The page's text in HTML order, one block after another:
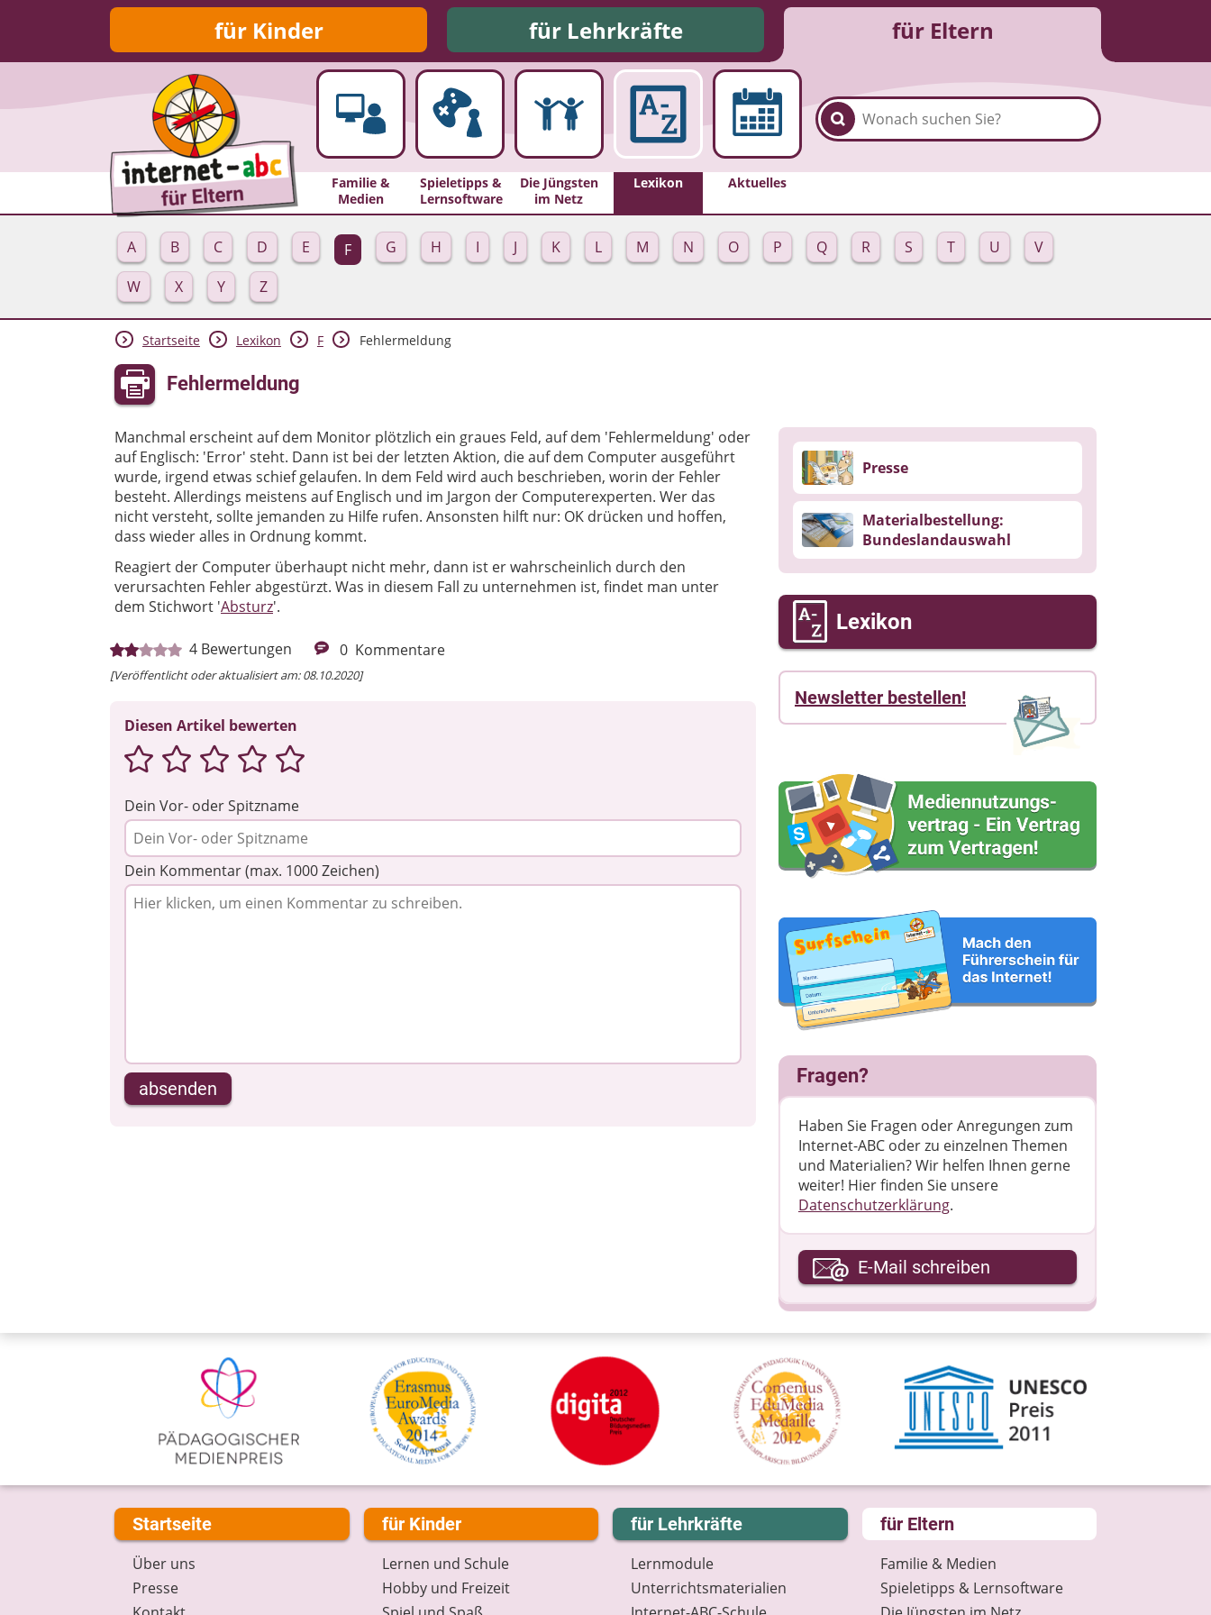
für Kinder für Lehrkräfte für Eltern
Familie &
Medien
Spieletipps &
Lernsoftware
Die Jüngsten
im Netz
Lexikon Aktuelles
A B C D E F G H I J K L M N O P Q R S T U
V
W
X Y Z
Startseite Lexikon F Fehlermeldung
Fehlermeldung
Manchmal erscheint auf dem Monitor plötzlich ein graues Feld, auf dem 'Fehlermeldung' oder
auf Englisch: 'Error' steht. Dann ist bei der letzten Aktion, die auf dem Computer ausgeführt
wurde, irgend etwas schief gelaufen. In dem Feld wird auch beschrieben, worin der Fehler
besteht. Allerdings meistens auf Englisch und im Jargon der Computerexperten. Wer das
nicht versteht, sollte jemanden zu Hilfe rufen. Ansonsten hilft nur: OK drücken und hoffen,
dass wieder alles in Ordnung kommt.
Reagiert der Computer überhaupt nicht mehr, dann ist er wahrscheinlich durch den
verursachten Fehler abgestürzt. Was in diesem Fall zu unternehmen ist, findet man unter
dem Stichwort 'Absturz'.
4 Bewertungen 0 Kommentare
[Veröffentlicht oder aktualisiert am: 08.10.2020]
Diesen Artikel bewerten
Dein Vor- oder Spitzname
Dein Kommentar (max. 1000 Zeichen)
absenden
Presse
Materialbestellung:
Bundeslandauswahl
Lexikon
Newsletter bestellen!
Fragen?
Haben Sie Fragen oder Anregungen zum
Internet-ABC oder zu einzelnen Themen
und Materialien? Wir helfen Ihnen gerne
weiter! ​Hier finden Sie unsere
Datenschutzerklärung.
Ihre E-Mail-Adresse
Ihre Nachricht
E-Mail schreiben
Startseite
Über uns
Presse
für Kinder
Lernen und Schule
Hobby und Freizeit
für Lehrkräfte
Lernmodule
Unterrichts­materialien
für Eltern
Familie & Medien
Spieletipps & Lernsoftware